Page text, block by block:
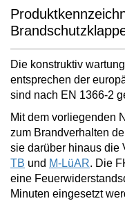
Die konstruktiv
entsprechen der
sind nach EN 1366-2
Mit dem vorliegenden
zum Brandverhalten
sie darüber hinaus die
TB und M-LüAR. Die
eine
Minuten eingesetzt